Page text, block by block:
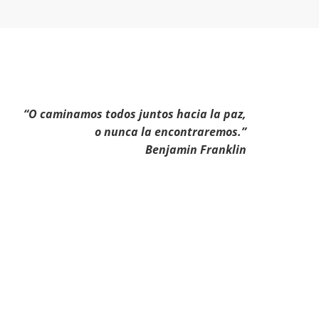
“O caminamos todos juntos hacia la paz,
o nunca la encontraremos.”
Benjamin Franklin